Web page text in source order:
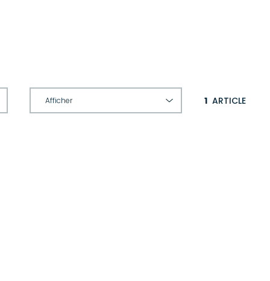
1 ARTICLE